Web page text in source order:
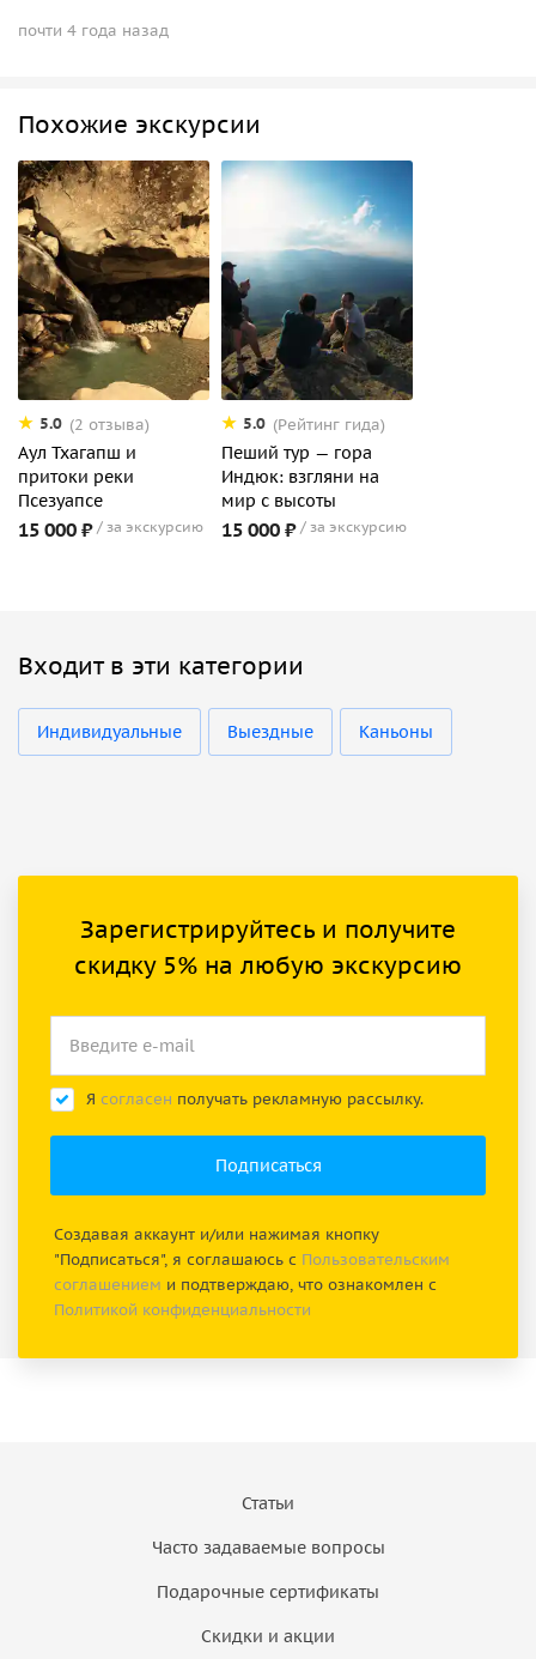
почти 4 года назад
Похожие экскурсии
5.0 (2 отзыва)
Аул Тхагапш и
притоки реки
Псезуапсе
15 000 ₽ за экскурсию
5.0 (Рейтинг гида)
Пеший тур — гора
Индюк: взгляни на
мир с высоты
15 000 ₽ за экскурсию
Входит в эти категории
Индивидуальные Выездные Каньоны
Зарегистрируйтесь и получите
скидку 5% на любую экскурсию
Я согласен получать рекламную рассылку.
Создавая аккаунт и/или нажимая кнопку
"Подписаться", я соглашаюсь с Пользовательским
соглашением и подтверждаю, что ознакомлен с
Политикой конфиденциальности
Статьи
Часто задаваемые вопросы
Подарочные сертификаты
Скидки и акции